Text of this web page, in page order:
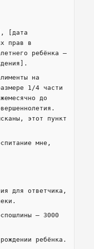
[дата
прав в
ребёнка —
на
1/4 части
до
этот пункт
мне,
для ответчика,
— 3000
ребёнка.